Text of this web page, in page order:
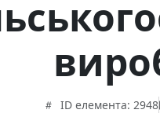
ID елемента: 2948